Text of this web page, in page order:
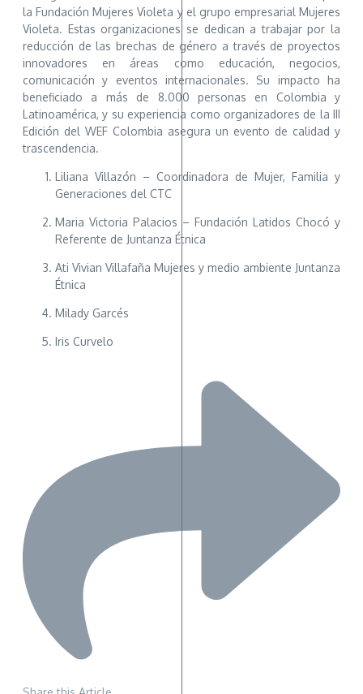
la Fundación Mujeres Violeta y el grupo empresarial Mujeres
Violeta. Estas organizaciones se dedican a trabajar por la
reducción de las brechas de género a través de proyectos
innovadores en áreas como educación, negocios,
comunicación y eventos internacionales. Su impacto ha
beneficiado a más de 8.000 personas en Colombia y
Latinoamérica, y su experiencia como organizadores de la III
Edición del WEF Colombia asegura un evento de calidad y
trascendencia.
Liliana Villazón – Coordinadora de Mujer, Familia y
Generaciones del CTC
Maria Victoria Palacios – Fundación Latidos Chocó y
Referente de Juntanza Étnica
Ati Vivian Villafaña Mujeres y medio ambiente Juntanza
Étnica
Milady Garcés
Iris Curvelo